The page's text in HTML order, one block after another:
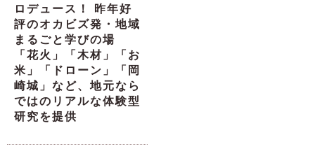
ロデュース！ 昨年好
評のオカビズ発・地域
まるごと学びの場
「花火」「木材」「お
米」「ドローン」「岡
崎城」など、地元なら
ではのリアルな体験型
研究を提供